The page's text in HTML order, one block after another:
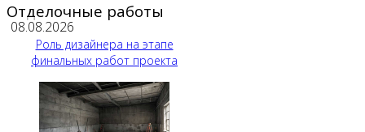
Отделочные работы
08.08.2026
Роль дизайнера на этапе
финальных работ проекта